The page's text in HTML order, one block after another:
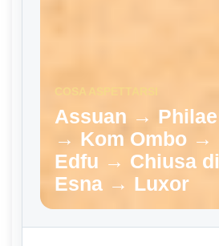
Assuan → Philae
→ Kom Ombo →
Edfu → Chiusa di
Esna → Luxor